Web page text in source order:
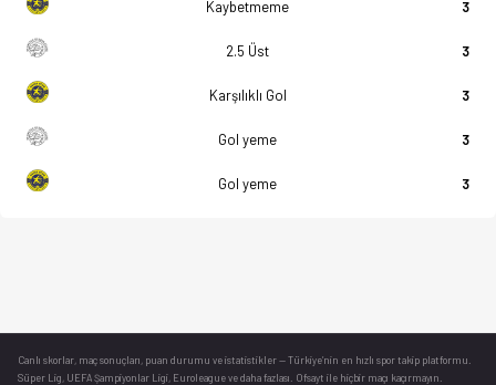
Kaybetmeme 3
2.5 Üst 3
Karşılıklı Gol 3
Gol yeme 3
Gol yeme 3
Canlı skorlar , maç sonuçları, puan durumu ve istatistikler — Türkiye’nin en hızlı spor takip platformu.
Süper Lig, UEFA Şampiyonlar Ligi, Euroleague ve daha fazlası. Ofsayt ile hiçbir maçı kaçırmayın.